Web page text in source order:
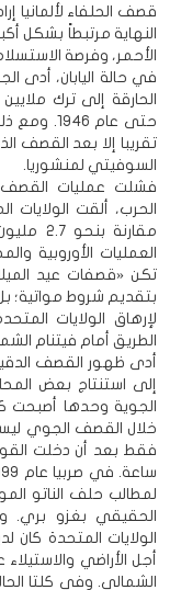
قصف الحلفاء لألمانيا
النهاية مرتبطاً بشكل
الأحمر، وفرصة
في حالة اليابان، أدى
الحارقة إلى ترك
حتى عام
تقريبا إلا بعد القصف
السوفيتي لمنشوريا.
فشلت عمليات القصف
العمليات الأوروبية
لإرهاق الولايات
الطريق أمام فيتنام
أدى ظهور القصف
إلى استنتاج بعض
الجوية وحدها أصبحت
خلال القصف الجوي
لمطالب حلف الناتو
الحقيقي بغزو بري.
الولايات المتحدة
أجل الأراضي
الشمالي. وفي كلتا